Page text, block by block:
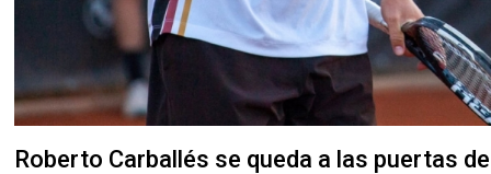
Roberto Carballés se queda a las puertas